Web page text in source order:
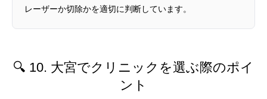
レーザーか切除かを適切に判断しています。
🔍 10. 大宮でクリニックを選ぶ際のポイ
ント